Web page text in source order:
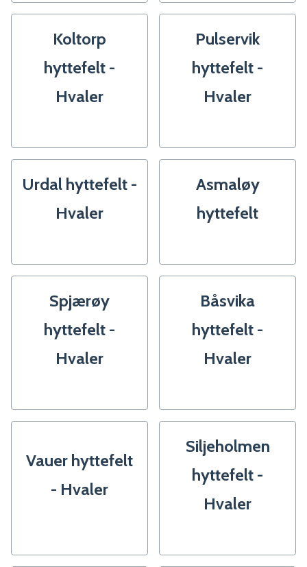
Koltorp
hyttefelt -
Hvaler
Pulservik
hyttefelt -
Hvaler
Urdal hyttefelt -
Hvaler
Asmaløy
hyttefelt
Spjærøy
hyttefelt -
Hvaler
Båsvika
hyttefelt -
Hvaler
Vauer hyttefelt
- Hvaler
Siljeholmen
hyttefelt -
Hvaler